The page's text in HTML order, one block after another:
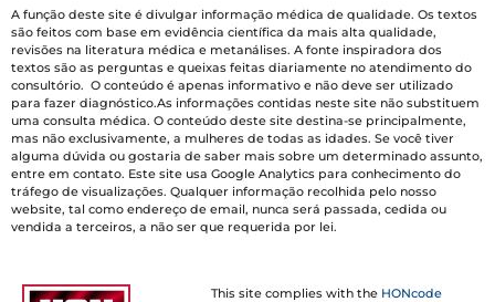
A função deste site é divulgar informação médica de qualidade. Os textos
são feitos com base em evidência científica da mais alta qualidade,
revisões na literatura médica e metanálises. A fonte inspiradora dos
textos são as perguntas e queixas feitas diariamente no atendimento do
consultório. O conteúdo é apenas informativo e não deve ser utilizado
para fazer diagnóstico.As informações contidas neste site não substituem
uma consulta médica. O conteúdo deste site destina-se principalmente,
mas não exclusivamente, a mulheres de todas as idades. Se você tiver
alguma dúvida ou gostaria de saber mais sobre um determinado assunto,
entre em contato. Este site usa Google Analytics para conhecimento do
tráfego de visualizações. Qualquer informação recolhida pelo nosso
website, tal como endereço de email, nunca será passada, cedida ou
vendida a terceiros, a não ser que requerida por lei.
This site complies with the HONcode